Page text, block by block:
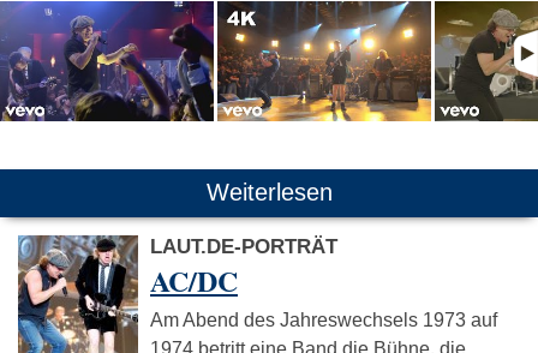
Weiterlesen
LAUT.DE-PORTRÄT
AC/DC
Am Abend des Jahreswechsels 1973 auf
1974 betritt eine Band die Bühne, die